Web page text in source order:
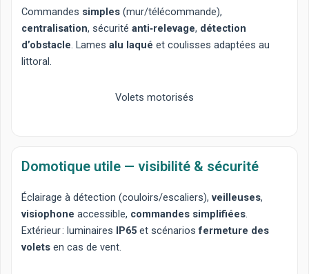
Commandes simples (mur/télécommande),
centralisation, sécuritéanti‑relevage, détection
d’obstacle . Lamesalu laqué et coulisses adaptées au
littoral.
Volets motorisés
Domotique utile — visibilité & sécurité
Éclairage à détection (couloirs/escaliers),veilleuses,
visiophone accessible, commandes simplifiées.
Extérieur : luminaires IP65 et scénariosfermeture des
volets en cas de vent.